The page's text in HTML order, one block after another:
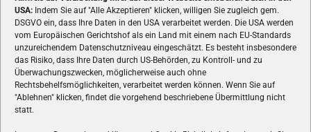
USA: Indem Sie auf "Alle Akzeptieren" klicken, willigen Sie zugleich gem.
DSGVO ein, dass Ihre Daten in den USA verarbeitet werden. Die USA werden
vom Europäischen Gerichtshof als ein Land mit einem nach EU-Standards
unzureichendem Datenschutzniveau eingeschätzt. Es besteht insbesondere
das Risiko, dass Ihre Daten durch US-Behörden, zu Kontroll- und zu
Überwachungszwecken, möglicherweise auch ohne
Rechtsbehelfsmöglichkeiten, verarbeitet werden können. Wenn Sie auf
"Ablehnen" klicken, findet die vorgehend beschriebene Übermittlung nicht
statt.
ÜBER UNS
VON GAMERN, FÜR GAMER! Gamers.at ist das älteste Online-
Spielemagazin Österreichs und bringt täglich aktuelle News,
Reviews und Videos zu PC- und Konsolenspielen, Gaming-
Hardware und aus der Welt des e-Sport's.